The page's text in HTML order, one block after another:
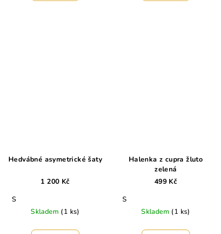
Hedvábné asymetrické šaty
1 200 Kč
S
Skladem (1 ks)
Halenka z cupra žluto
zelená
499 Kč
S
Skladem (1 ks)